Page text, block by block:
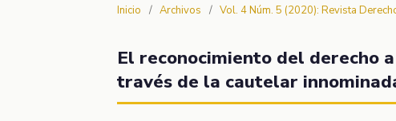
Inicio / Archivos / Vol. 4 Núm. 5 (2020): Revista
El reconocimiento del derecho
través de la cautelar